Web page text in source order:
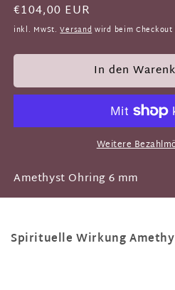
Normaler
Preis
€104,00 EUR
inkl. MwSt.Versandwird beim Checkout
In den
Weitere
Amethyst Ohring 6 mm
Spirituelle Wirkung